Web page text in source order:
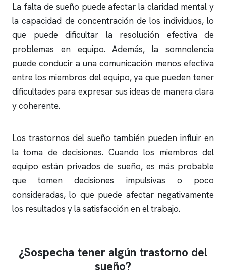
La falta de sueño puede afectar la claridad mental y
la capacidad de concentración de los individuos, lo
que puede dificultar la resolución efectiva de
problemas en equipo. Además, la somnolencia
puede conducir a una comunicación menos efectiva
entre los miembros del equipo, ya que pueden tener
dificultades para expresar sus ideas de manera clara
y coherente.
Los trastornos del sueño también pueden influir en
la toma de decisiones. Cuando los miembros del
equipo están privados de sueño, es más probable
que tomen decisiones impulsivas o poco
consideradas, lo que puede afectar negativamente
los resultados y la satisfacción en el trabajo.
¿Sospecha tener algún trastorno del
sueño?